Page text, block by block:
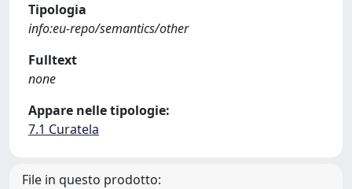
Tipologia
info:eu-repo/semantics/other
Fulltext
none
Appare nelle tipologie:
7.1 Curatela
File in questo prodotto: